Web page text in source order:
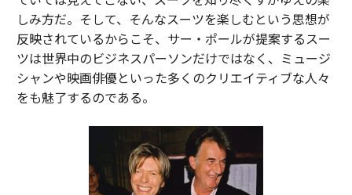
しみ方だ。そして、そんなスーツを楽しむという思想が
反映されているからこそ、サー・ポールが提案するスー
ツは世界中のビジネスパーソンだけではなく、ミュージ
シャンや映画俳優といった多くのクリエイティブな人々
をも魅了するのである。